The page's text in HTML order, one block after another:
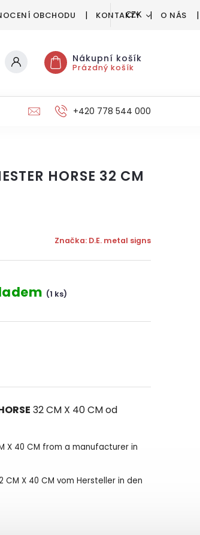
OBCHODU KONTAKTY O NÁS
CZK
Nákupní košík
Prázdný košík
+420 778 544 000
HORSE 32 CM
Značka: D.E. metal signs
(1 ks)
32 CM X 40 CM od
X 40 CM from a manufacturer in
CM X 40 CM vom Hersteller in den